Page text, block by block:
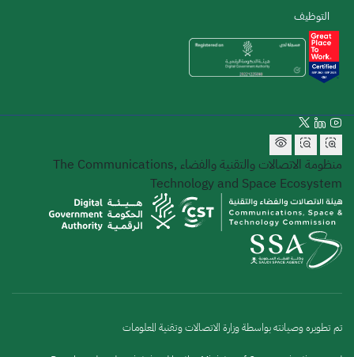
التوظيف
منظومة الاتصالات والتقنية والفضاء The Communications,
Technology and Space Ecosystem
تم تطويره وصيانته بواسطة وزارة الاتصالات وتقنية المعلومات